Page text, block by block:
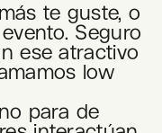
te guste, o
Seguro
ese atractivo
low
para de